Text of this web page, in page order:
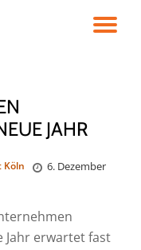
JAHR
Köln
6. Dezember
Jahr erwartet fast